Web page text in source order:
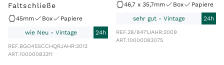
Faltschließe
45mm Box
Papiere
wie Neu - Vintage
24h
REF.BGO45SCCHQRJAHR:2012
ART.10000083311
46,7 x 35,7mm Box
Papiere
sehr gut - Vintage
24h
REF.28/8471JAHR:2009
ART.10000083075